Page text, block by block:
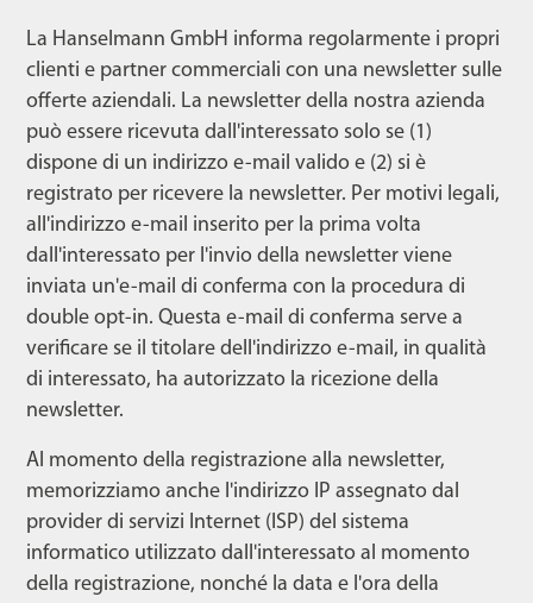
La Hanselmann GmbH informa regolarmente i propri
clienti e partner commerciali con una newsletter sulle
offerte aziendali. La newsletter della nostra azienda
può essere ricevuta dall'interessato solo se (1)
dispone di un indirizzo e-mail valido e (2) si è
registrato per ricevere la newsletter. Per motivi legali,
all'indirizzo e-mail inserito per la prima volta
dall'interessato per l'invio della newsletter viene
inviata un'e-mail di conferma con la procedura di
double opt-in. Questa e-mail di conferma serve a
verificare se il titolare dell'indirizzo e-mail, in qualità
di interessato, ha autorizzato la ricezione della
newsletter.
Al momento della registrazione alla newsletter,
memorizziamo anche l'indirizzo IP assegnato dal
provider di servizi Internet (ISP) del sistema
informatico utilizzato dall'interessato al momento
della registrazione, nonché la data e l'ora della